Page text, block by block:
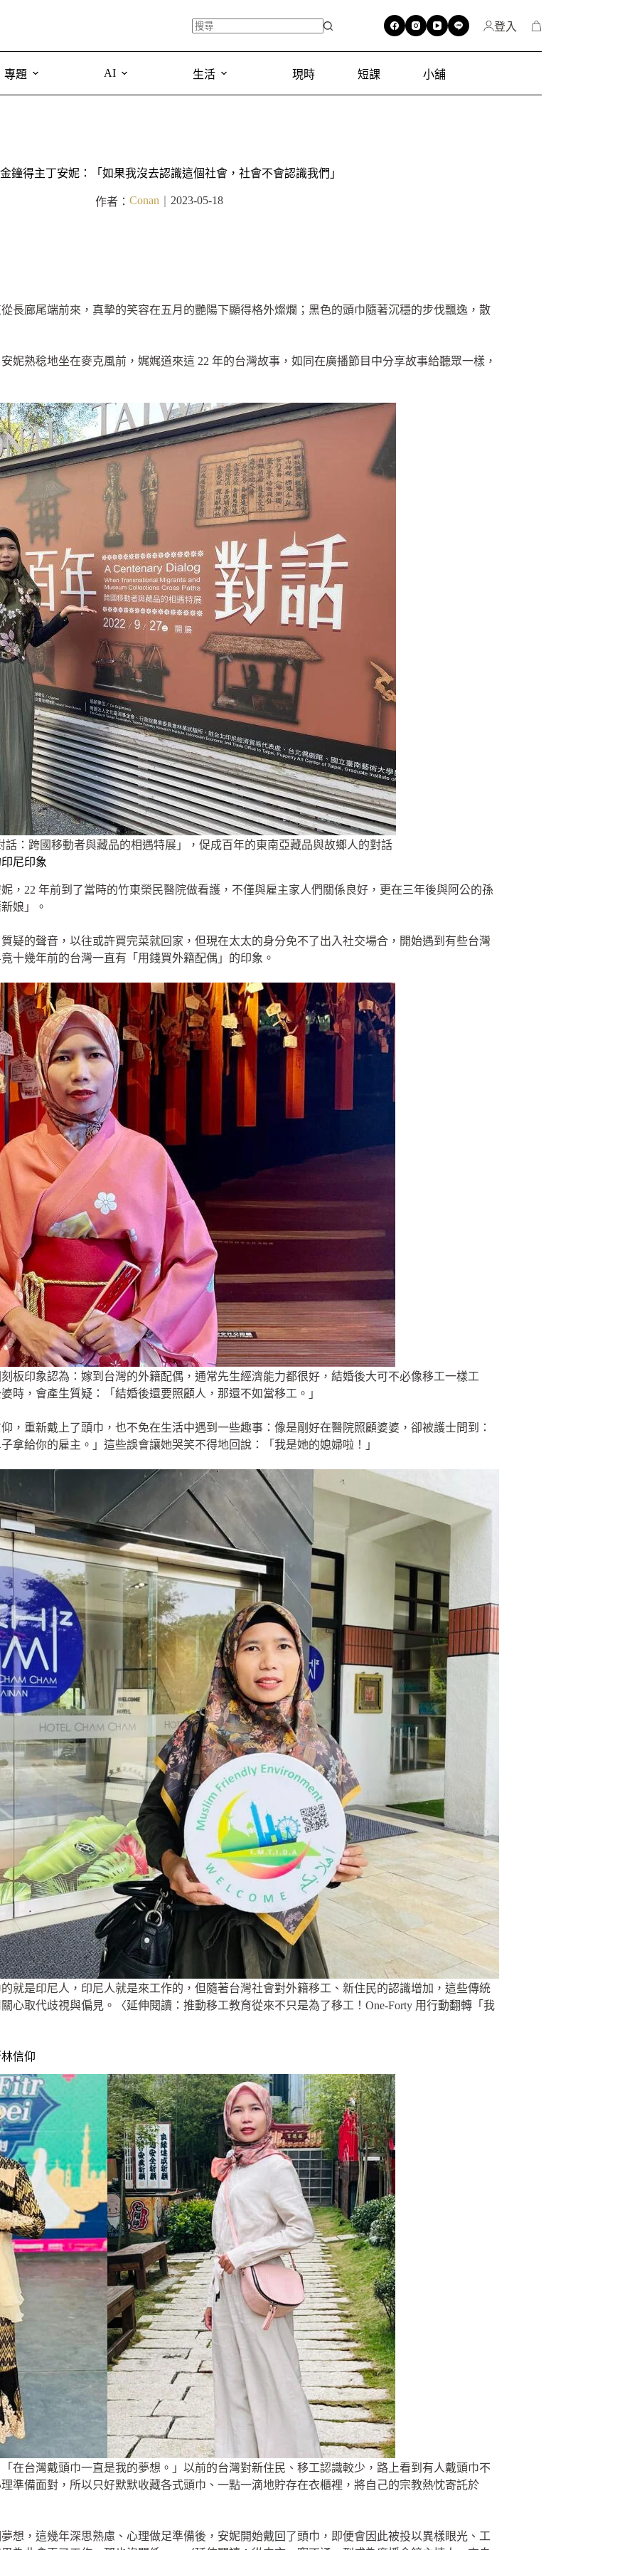
登入
專題 AI 生活 現時 短課 小舖
鐘得主丁安妮：「如果我沒去認識這個社會，社會不會認識我們」
作者： Conan 2023-05-18
長廊尾端前來，真摯的笑容在五月的艷陽下顯得格外燦爛；黑色的頭巾隨著沉穩的步伐飄逸，散
妮熟稔地坐在麥克風前，娓娓道來這 22 年的台灣故事，如同在廣播節目中分享故事給聽眾一樣，
話：跨國移動者與藏品的相遇特展」，促成百年的東南亞藏品與故鄉人的對話
尼印象
，22 年前到了當時的竹東榮民醫院做看護，不僅與雇主家人們關係良好，更在三年後與阿公的孫
娘」。
疑的聲音，以往或許買完菜就回家，但現在太太的身分免不了出入社交場合，開始遇到有些台灣
十幾年前的台灣一直有「用錢買外籍配偶」的印象。
板印象認為：嫁到台灣的外籍配偶，通常先生經濟能力都很好，結婚後大可不必像移工一樣工
時，會產生質疑：「結婚後還要照顧人，那還不如當移工。」
，重新戴上了頭巾，也不免在生活中遇到一些趣事：像是剛好在醫院照顧婆婆，卻被護士問到：
拿給你的雇主。」這些誤會讓她哭笑不得地回說：「我是她的媳婦啦！」
就是印尼人，印尼人就是來工作的，但隨著台灣社會對外籍移工、新住民的認識增加，這些傳統
心取代歧視與偏見。〈延伸閱讀：推動移工教育從來不只是為了移工！One-Forty 用行動翻轉「我
信仰
在台灣戴頭巾一直是我的夢想。」以前的台灣對新住民、移工認識較少，路上看到有人戴頭巾不
準備面對，所以只好默默收藏各式頭巾、一點一滴地貯存在衣櫃裡，將自己的宗教熱忱寄託於
想，這幾年深思熟慮、心理做足準備後，安妮開始戴回了頭巾，即便會因此被投以異樣眼光、工